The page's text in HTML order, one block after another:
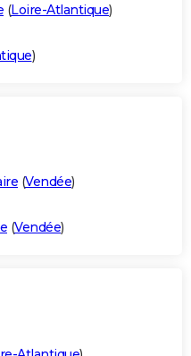
(Loire-Atlantique)
)
(Vendée)
(Vendée)